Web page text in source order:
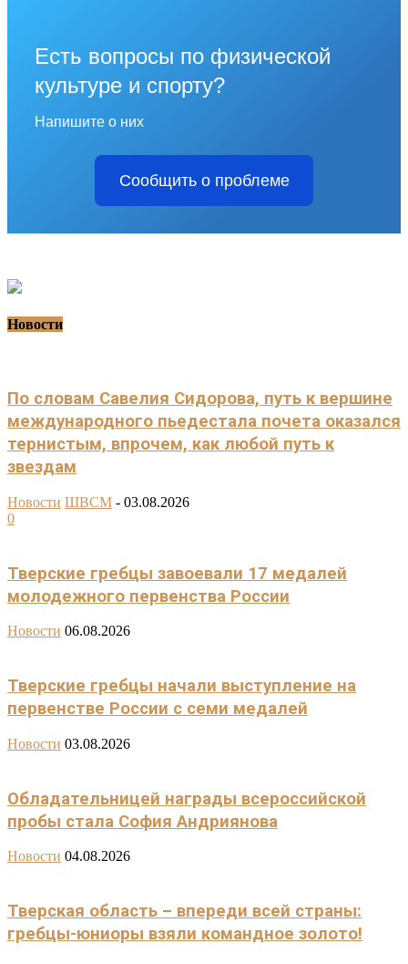
Есть вопросы по физической
культуре и спорту?
Напишите о них
Сообщить о проблеме
Новости
По словам Савелия Сидорова, путь к вершине
международного пьедестала почета оказался
тернистым, впрочем, как любой путь к
звездам
Новости ШВСМ - 03.08.2026
0
Тверские гребцы завоевали 17 медалей
молодежного первенства России
Новости 06.08.2026
Тверские гребцы начали выступление на
первенстве России с семи медалей
Новости 03.08.2026
Обладательницей награды всероссийской
пробы стала София Андриянова
Новости 04.08.2026
Тверская область – впереди всей страны:
гребцы-юниоры взяли командное золото!